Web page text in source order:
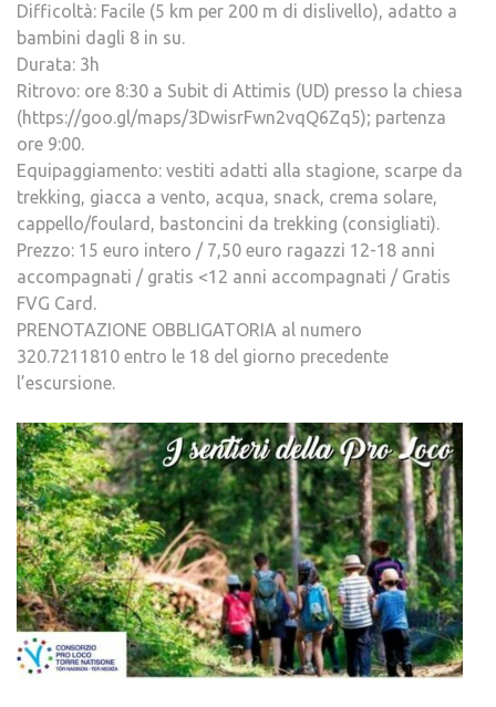
Difficoltà: Facile (5 km per 200 m di dislivello), adatto a
bambini dagli 8 in su.
Durata: 3h
Ritrovo: ore 8:30 a Subit di Attimis (UD) presso la chiesa
(https://goo.gl/maps/3DwisrFwn2vqQ6Zq5); partenza
ore 9:00.
Equipaggiamento: vestiti adatti alla stagione, scarpe da
trekking, giacca a vento, acqua, snack, crema solare,
cappello/foulard, bastoncini da trekking (consigliati).
Prezzo: 15 euro intero / 7,50 euro ragazzi 12-18 anni
accompagnati / gratis <12 anni accompagnati / Gratis
FVG Card.
PRENOTAZIONE OBBLIGATORIA al numero
320.7211810 entro le 18 del giorno precedente
l’escursione.